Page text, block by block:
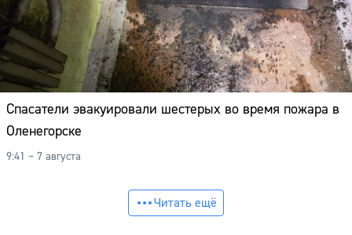
Спасатели эвакуировали шестерых во время пожара в
Оленегорске
9:41 – 7 августа
Читать ещё